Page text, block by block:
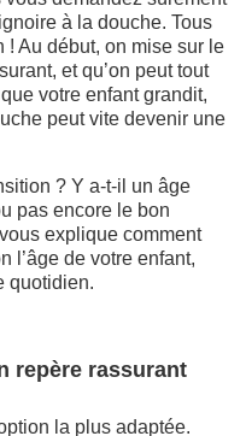
à la douche. Tous
! Au début, on mise sur le
et qu’on peut tout
votre enfant grandit,
peut vite devenir une
? Y a-t-il un âge
pas encore le bon
explique comment
l’âge de votre enfant,
quotidien.
repère rassurant
la plus adaptée.